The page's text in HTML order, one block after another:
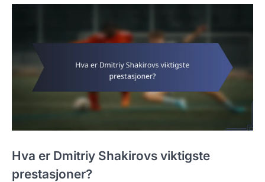
Hva er Dmitriy Shakirovs viktigste
prestasjoner?